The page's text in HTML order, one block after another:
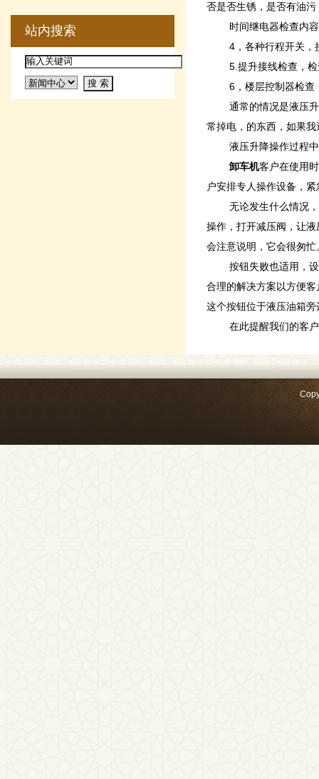
站内搜索
否是否生锈，是否有油
时间继电器检查内
4，各种行程开关，
5.提升接线检查，
6，楼层控制器检查
通常的情况是液压
常掉电，的东西，如果
液压升降操作过程
卸车机客户在使用
户安排专人操作设备，
无论发生什么情况
操作，打开减压阀，让
会注意说明，它会很匆忙
按钮失败也适用，
合理的解决方案以方便
这个按钮位于液压油箱
在此提醒我们的客